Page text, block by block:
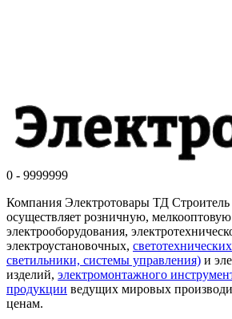
0 - 9999999
Компания Электротовары ТД Строитель
осуществляет розничную,
электрооборудования,
электроустановочных,
светильники, системы управления) и
изделий, электромонтажного
продукции ведущих мировых
ценам.